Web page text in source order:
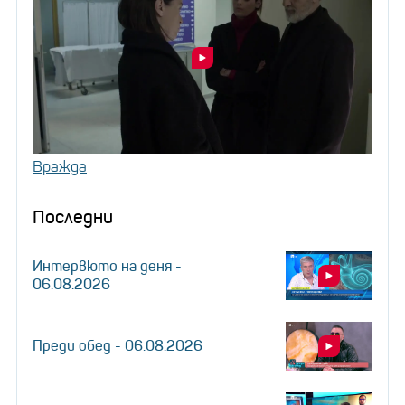
Вражда
Последни
Интервюто на деня -
06.08.2026
Преди обед - 06.08.2026